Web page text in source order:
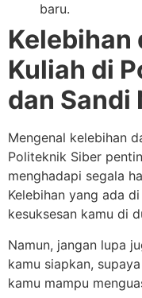
baru.
Kelebihan
Kuliah di
dan Sandi
Mengenal kelebihan
Politeknik Siber
menghadapi segala
Kelebihan yang ada
kesuksesan kamu di
Namun, jangan lupa
kamu siapkan,
kamu mampu